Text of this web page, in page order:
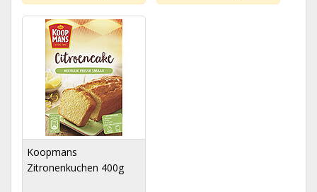
Koopmans
Zitronenkuchen 400g